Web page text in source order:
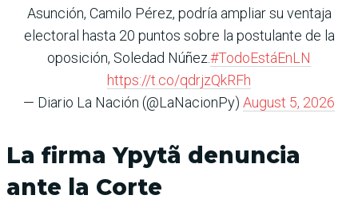
Asunción, Camilo Pérez, podría ampliar su ventaja
electoral hasta 20 puntos sobre la postulante de la
oposición, Soledad Núñez.#TodoEstáEnLN
https://t.co/qdrjzQkRFh
— Diario La Nación (@LaNacionPy) August 5, 2026
La firma Ypytã denuncia
ante la Corte